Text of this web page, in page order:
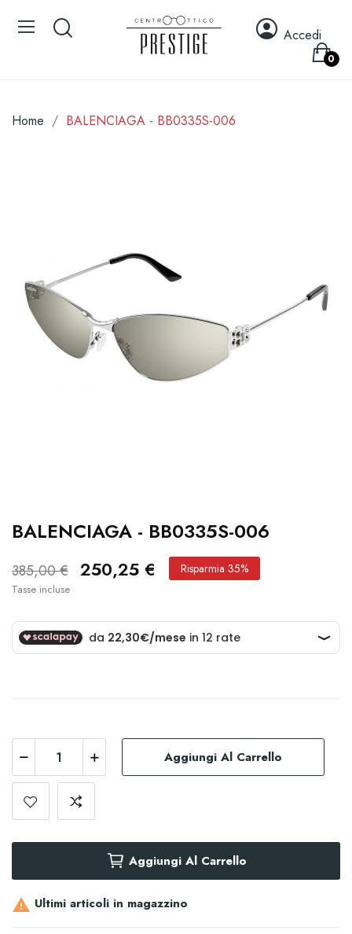
Accedi
0
Home BALENCIAGA - BB0335S-006
BALENCIAGA - BB0335S-006
385,00 € 250,25 € Risparmia 35%
Tasse incluse
Aggiungi Al Carrello
Aggiungi Al Carrello
 Ultimi articoli in magazzino